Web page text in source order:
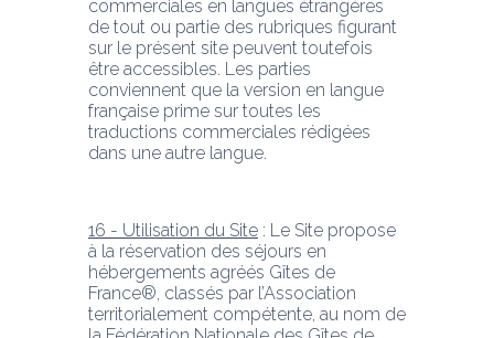
commerciales en langues étrangères
de tout ou partie des rubriques figurant
sur le présent site peuvent toutefois
être accessibles. Les parties
conviennent que la version en langue
française prime sur toutes les
traductions commerciales rédigées
dans une autre langue.
16 - Utilisation du Site : Le Site propose
à la réservation des séjours en
hébergements agréés Gîtes de
France®, classés par l’Association
territorialement compétente, au nom de